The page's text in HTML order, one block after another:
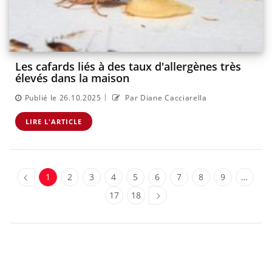
Les cafards liés à des taux d'allergènes très
élevés dans la maison
Publié le 26.10.2025 | Par Diane Cacciarella
LIRE L'ARTICLE
1 2 3 4 5 6 7 8 9
…
17
18